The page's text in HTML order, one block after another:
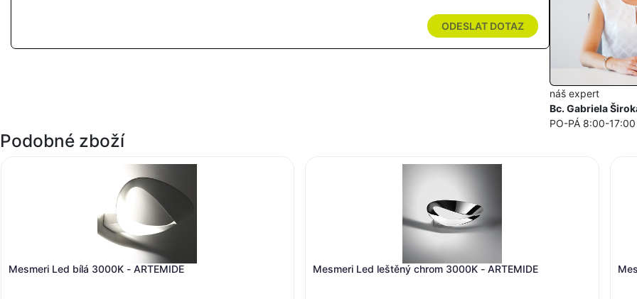
ODESLAT DOTAZ
náš expert
Bc. Gabriela
PO-PÁ 8:00-17:00
Podobné zboží
Mesmeri Led bílá 3000K - ARTEMIDE Mesmeri Led leštěný chrom 3000K - ARTEMIDE